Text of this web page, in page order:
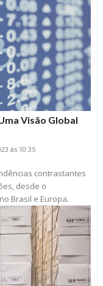
Visão Global
às 10:35
contrastantes
desde o
Brasil e Europa.